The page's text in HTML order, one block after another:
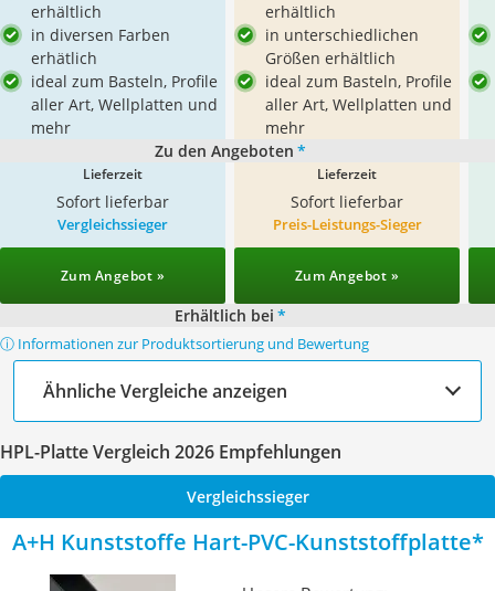
erhältlich
in diversen Farben
erhätlich
ideal zum Basteln, Profile
aller Art, Wellplatten und
mehr
erhältlich
in unterschiedlichen
Größen erhältlich
ideal zum Basteln, Profile
aller Art, Wellplatten und
mehr
Zu den Angeboten *
Lieferzeit
Sofort lieferbar
Lieferzeit
Sofort lieferbar
Vergleichssieger
Zum Angebot »
Preis-Leistungs-Sieger
Zum Angebot »
Erhältlich bei *
ⓘ Informationen zur Produktsortierung und Bewertung
Ähnliche Vergleiche anzeigen
HPL-Platte Vergleich 2026 Empfehlungen
Vergleichssieger
A+H Kunststoffe Hart-PVC-Kunststoffplatte